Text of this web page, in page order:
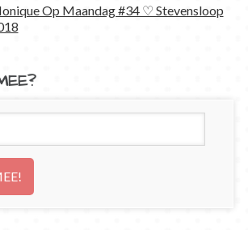
Op Maandag #34 ♡ Stevensloop